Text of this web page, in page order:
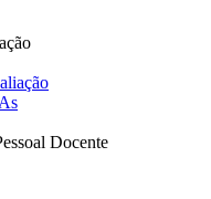
Docente